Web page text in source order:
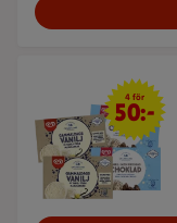
4 för 50 kr
4 för
50:-